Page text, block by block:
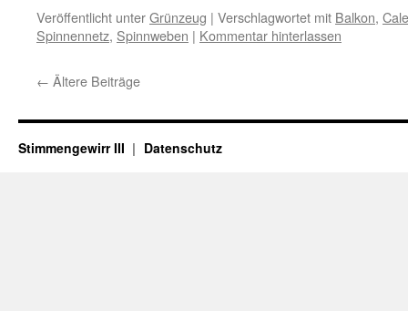
Veröffentlicht unterGrünzeug | Verschlagwortet mit Balkon,
Spinnennetz, Spinnweben | Kommentar hinterlassen
← Ältere Beiträge
Stimmengewirr III Datenschutz